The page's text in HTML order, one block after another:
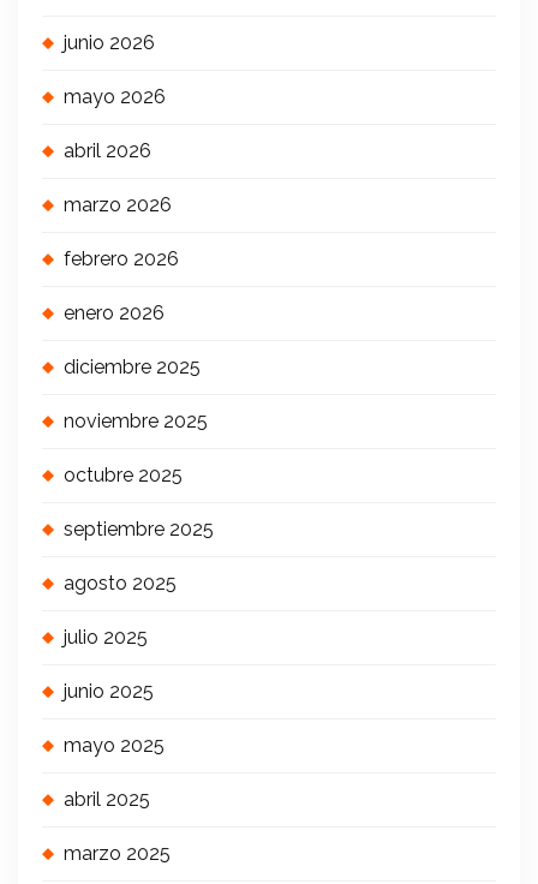
junio 2026
mayo 2026
abril 2026
marzo 2026
febrero 2026
enero 2026
diciembre 2025
noviembre 2025
octubre 2025
septiembre 2025
agosto 2025
julio 2025
junio 2025
mayo 2025
abril 2025
marzo 2025